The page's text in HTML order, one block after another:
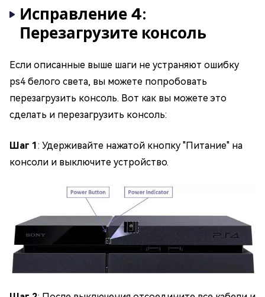
Исправление 4:
Перезагрузите консоль
Если описанные выше шаги не устраняют ошибку
ps4 белого света, вы можете попробовать
перезагрузить консоль. Вот как вы можете это
сделать и перезагрузить консоль:
Шаг 1: Удерживайте нажатой кнопку "Питание" на
консоли и выключите устройство.